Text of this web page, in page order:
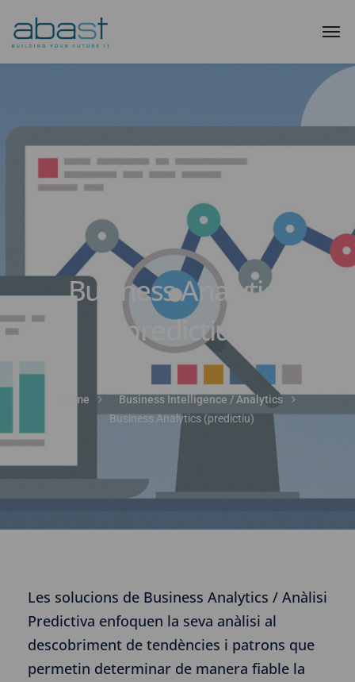
Business Analytics
(predictiu)
Home
Business Intelligence / Analytics
Business Analytics (predictiu)
Les solucions de Business Analytics / Anàlisi
Predictiva enfoquen la seva anàlisi al
descobriment de tendències i patrons que
permetin determinar de manera fiable la